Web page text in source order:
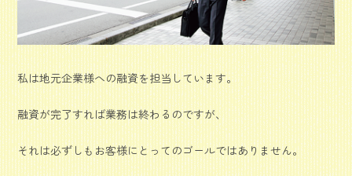
私は地元企業様への融資を担当しています。
融資が完了すれば業務は終わるのですが、
それは必ずしもお客様にとってのゴールではありません。